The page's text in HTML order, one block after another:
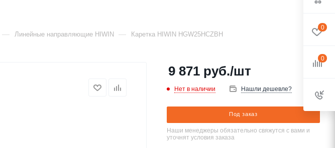
— Линейные направляющие HIWIN — Каретка HIWIN HGW25HCZBH
9 871 руб./шт
Нет в наличии Нашли дешевле?
Под заказ
Наши менеджеры обязательно свяжутся с вами и
уточнят условия заказа
0
0